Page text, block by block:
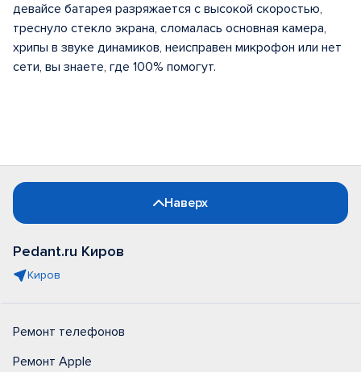
девайсе батарея разряжается с высокой скоростью,
треснуло стекло экрана, сломалась основная камера,
хрипы в звуке динамиков, неисправен микрофон или нет
сети, вы знаете, где 100% помогут.
Наверх
Pedant.ru Киров
Киров
Ремонт телефонов
Ремонт Apple